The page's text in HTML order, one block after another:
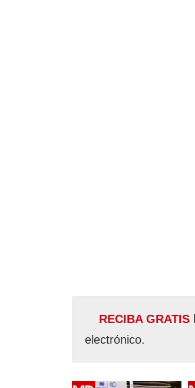
RECIBA GRATIS
electrónico.